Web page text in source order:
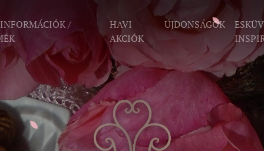
/
HAVI
AKCIÓK
ÚJDONSÁGOK